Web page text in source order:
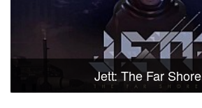
Jett: The Far Shore